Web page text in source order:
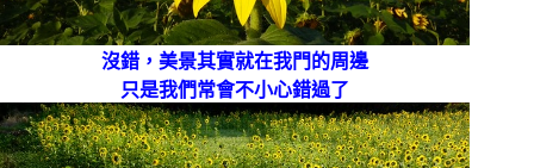
沒錯，美景其實就在我門的周邊
只是我們常會不小心錯過了